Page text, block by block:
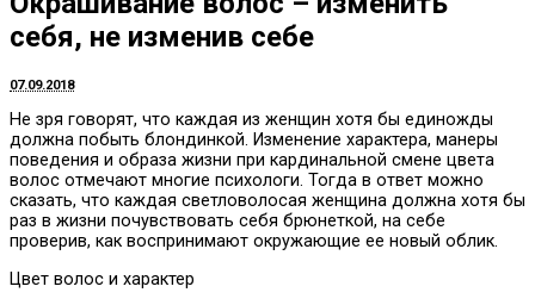
себя, не изменив себе
07.09.2018
Не зря говорят, что каждая из женщин хотя бы единожды
должна побыть блондинкой. Изменение характера, манеры
поведения и образа жизни при кардинальной смене цвета
волос отмечают многие психологи. Тогда в ответ можно
сказать, что каждая светловолосая женщина должна хотя бы
раз в жизни почувствовать себя брюнеткой, на себе
проверив, как воспринимают окружающие ее новый облик.
Цвет волос и характер